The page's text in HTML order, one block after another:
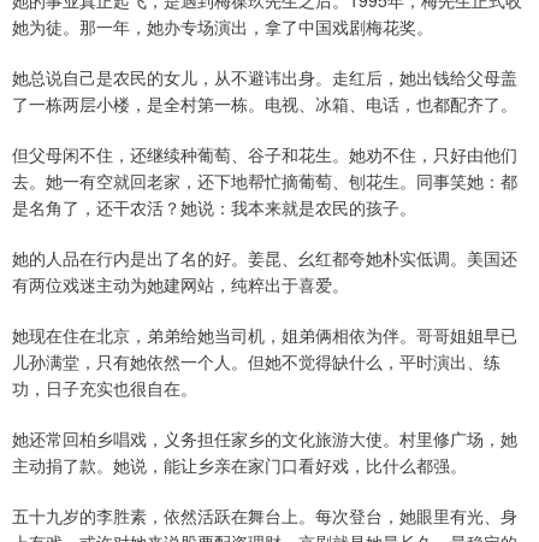
她为徒。那一年，她办专场演出，拿了中国戏剧梅花奖。
她总说自己是农民的女儿，从不避讳出身。走红后，她出钱给父母盖
了一栋两层小楼，是全村第一栋。电视、冰箱、电话，也都配齐了。
但父母闲不住，还继续种葡萄、谷子和花生。她劝不住，只好由他们
去。她一有空就回老家，还下地帮忙摘葡萄、刨花生。同事笑她：都
是名角了，还干农活？她说：我本来就是农民的孩子。
她的人品在行内是出了名的好。姜昆、幺红都夸她朴实低调。美国还
有两位戏迷主动为她建网站，纯粹出于喜爱。
她现在住在北京，弟弟给她当司机，姐弟俩相依为伴。哥哥姐姐早已
儿孙满堂，只有她依然一个人。但她不觉得缺什么，平时演出、练
功，日子充实也很自在。
她还常回柏乡唱戏，义务担任家乡的文化旅游大使。村里修广场，她
主动捐了款。她说，能让乡亲在家门口看好戏，比什么都强。
五十九岁的李胜素，依然活跃在舞台上。每次登台，她眼里有光、身